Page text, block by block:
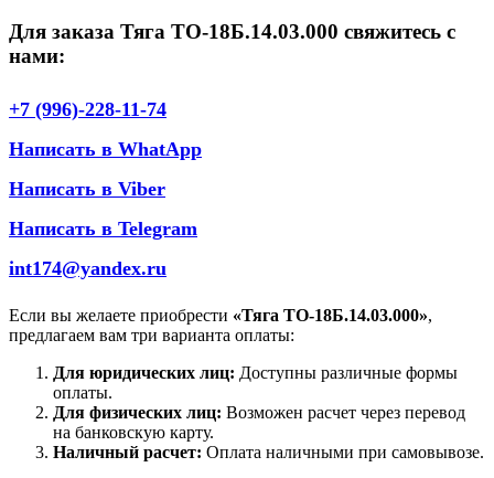
Для заказа Тяга ТО-18Б.14.03.000 свяжитесь с
нами:
+7 (996)-228-11-74
Написать в WhatApp
Написать в Viber
Написать в Telegram
int174@yandex.ru
Если вы желаете приобрести «Тяга ТО-18Б.14.03.000»,
предлагаем вам три варианта оплаты:
Для юридических лиц: Доступны различные формы
оплаты.
Для физических лиц: Возможен расчет через перевод
на банковскую карту.
Наличный расчет: Оплата наличными при самовывозе.